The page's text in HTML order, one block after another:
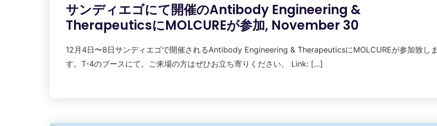
サンディエゴにて開催のAntibody Engineering &
TherapeuticsにMOLCUREが参加, November 30
12月4日〜8日サンディエゴで開催されるAntibody Engineering & TherapeuticsにMOLCUREが参加致しま
す。T-4のブースにて。ご来場の方はぜひお立ち寄りください。 Link: […]